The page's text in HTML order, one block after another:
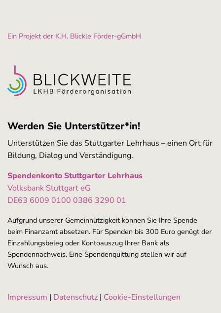
Ein Projekt der K.H. Blickle Förder-gGmbH
Werden Sie Unterstützer*in!
Unterstützen Sie das Stuttgarter Lehrhaus – einen Ort für
Bildung, Dialog und Verständigung.
Spendenkonto Stuttgarter Lehrhaus
Volksbank Stuttgart eG
DE63 6009 0100 0386 3290 01
Aufgrund unserer Gemeinnützigkeit können Sie Ihre Spende
beim Finanzamt absetzen. Für Spenden bis 300 Euro genügt der
Einzahlungsbeleg oder Kontoauszug Ihrer Bank als
Spendennachweis. Eine Spendenquittung stellen wir auf
Wunsch aus.
Impressum | Datenschutz | Cookie-Einstellungen